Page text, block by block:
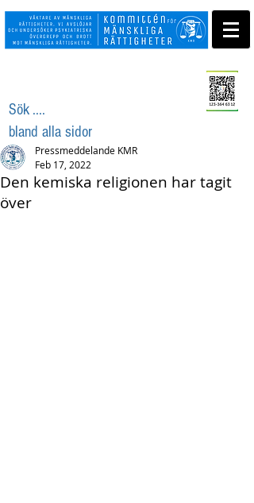
Sök ....
bland alla sidor
Den kemiska religionen har tagit
över
Pressmeddelande KMR
Feb 17, 2022